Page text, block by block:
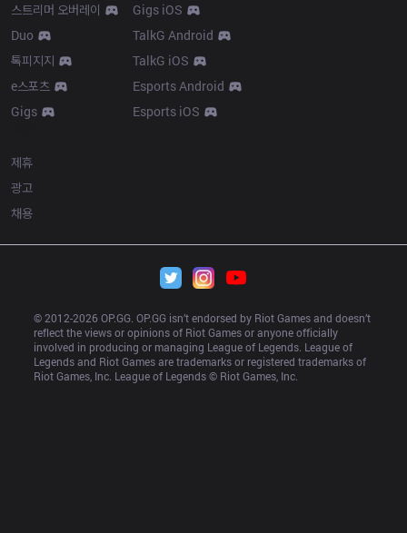
스트리머 오버레이
Duo
톡피지지
e스포츠
Gigs
Gigs iOS
TalkG Android
TalkG iOS
Esports Android
Esports iOS
제휴
광고
채용
© 2012-2026 OP.GG. OP.GG isn’t endorsed by Riot Games and doesn’t
reflect the views or opinions of Riot Games or anyone officially
involved in producing or managing League of Legends. League of
Legends and Riot Games are trademarks or registered trademarks of
Riot Games, Inc. League of Legends © Riot Games, Inc.